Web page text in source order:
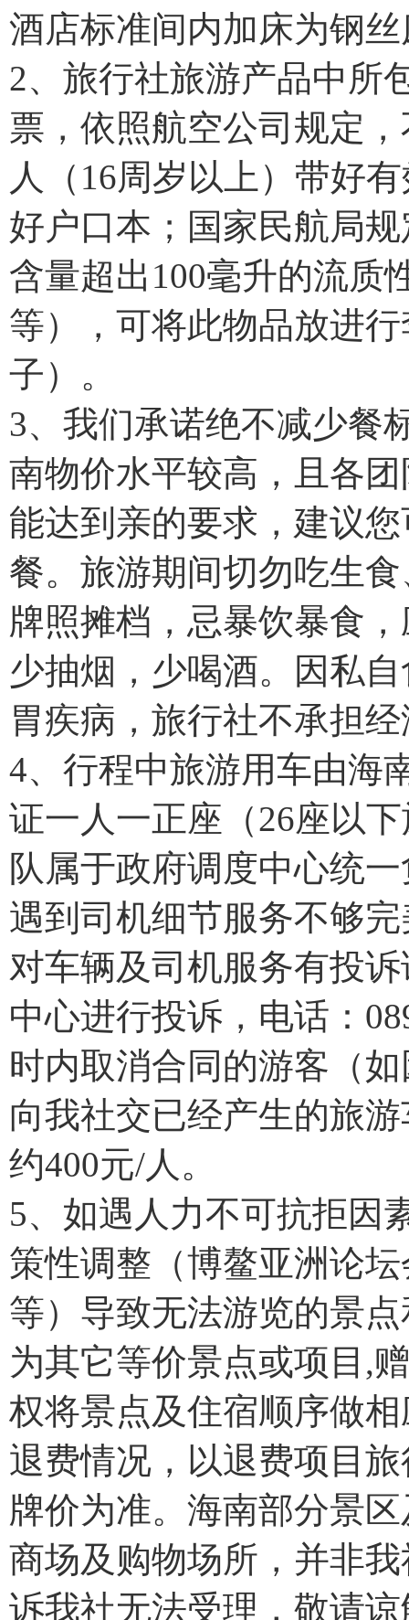
酒店标准间内加床为钢
2、旅行社旅游产品中所
票，依照航空公司规定
人（16周岁以上）带好
好户口本；国家民航局
含量超出100毫升的流质
等），可将此物品放进
子）。
3、我们承诺绝不减少餐
南物价水平较高，且各
能达到亲的要求，建议
餐。旅游期间切勿吃生
牌照摊档，忌暴饮暴食
少抽烟，少喝酒。因私
胃疾病，旅行社不承担
4、行程中旅游用车由海
证一人一正座（26座以
队属于政府调度中心统
遇到司机细节服务不够
对车辆及司机服务有投
中心进行投诉，电话：
时内取消合同的游客（
向我社交已经产生的旅
约400元/人。
5、如遇人力不可抗拒因
策性调整（博鳌亚洲论
等）导致无法游览的景
为其它等价景点或项目,
权将景点及住宿顺序做
退费情况，以退费项目
牌价为准。海南部分景
商场及购物场所，并非
诉我社无法受理，敬请